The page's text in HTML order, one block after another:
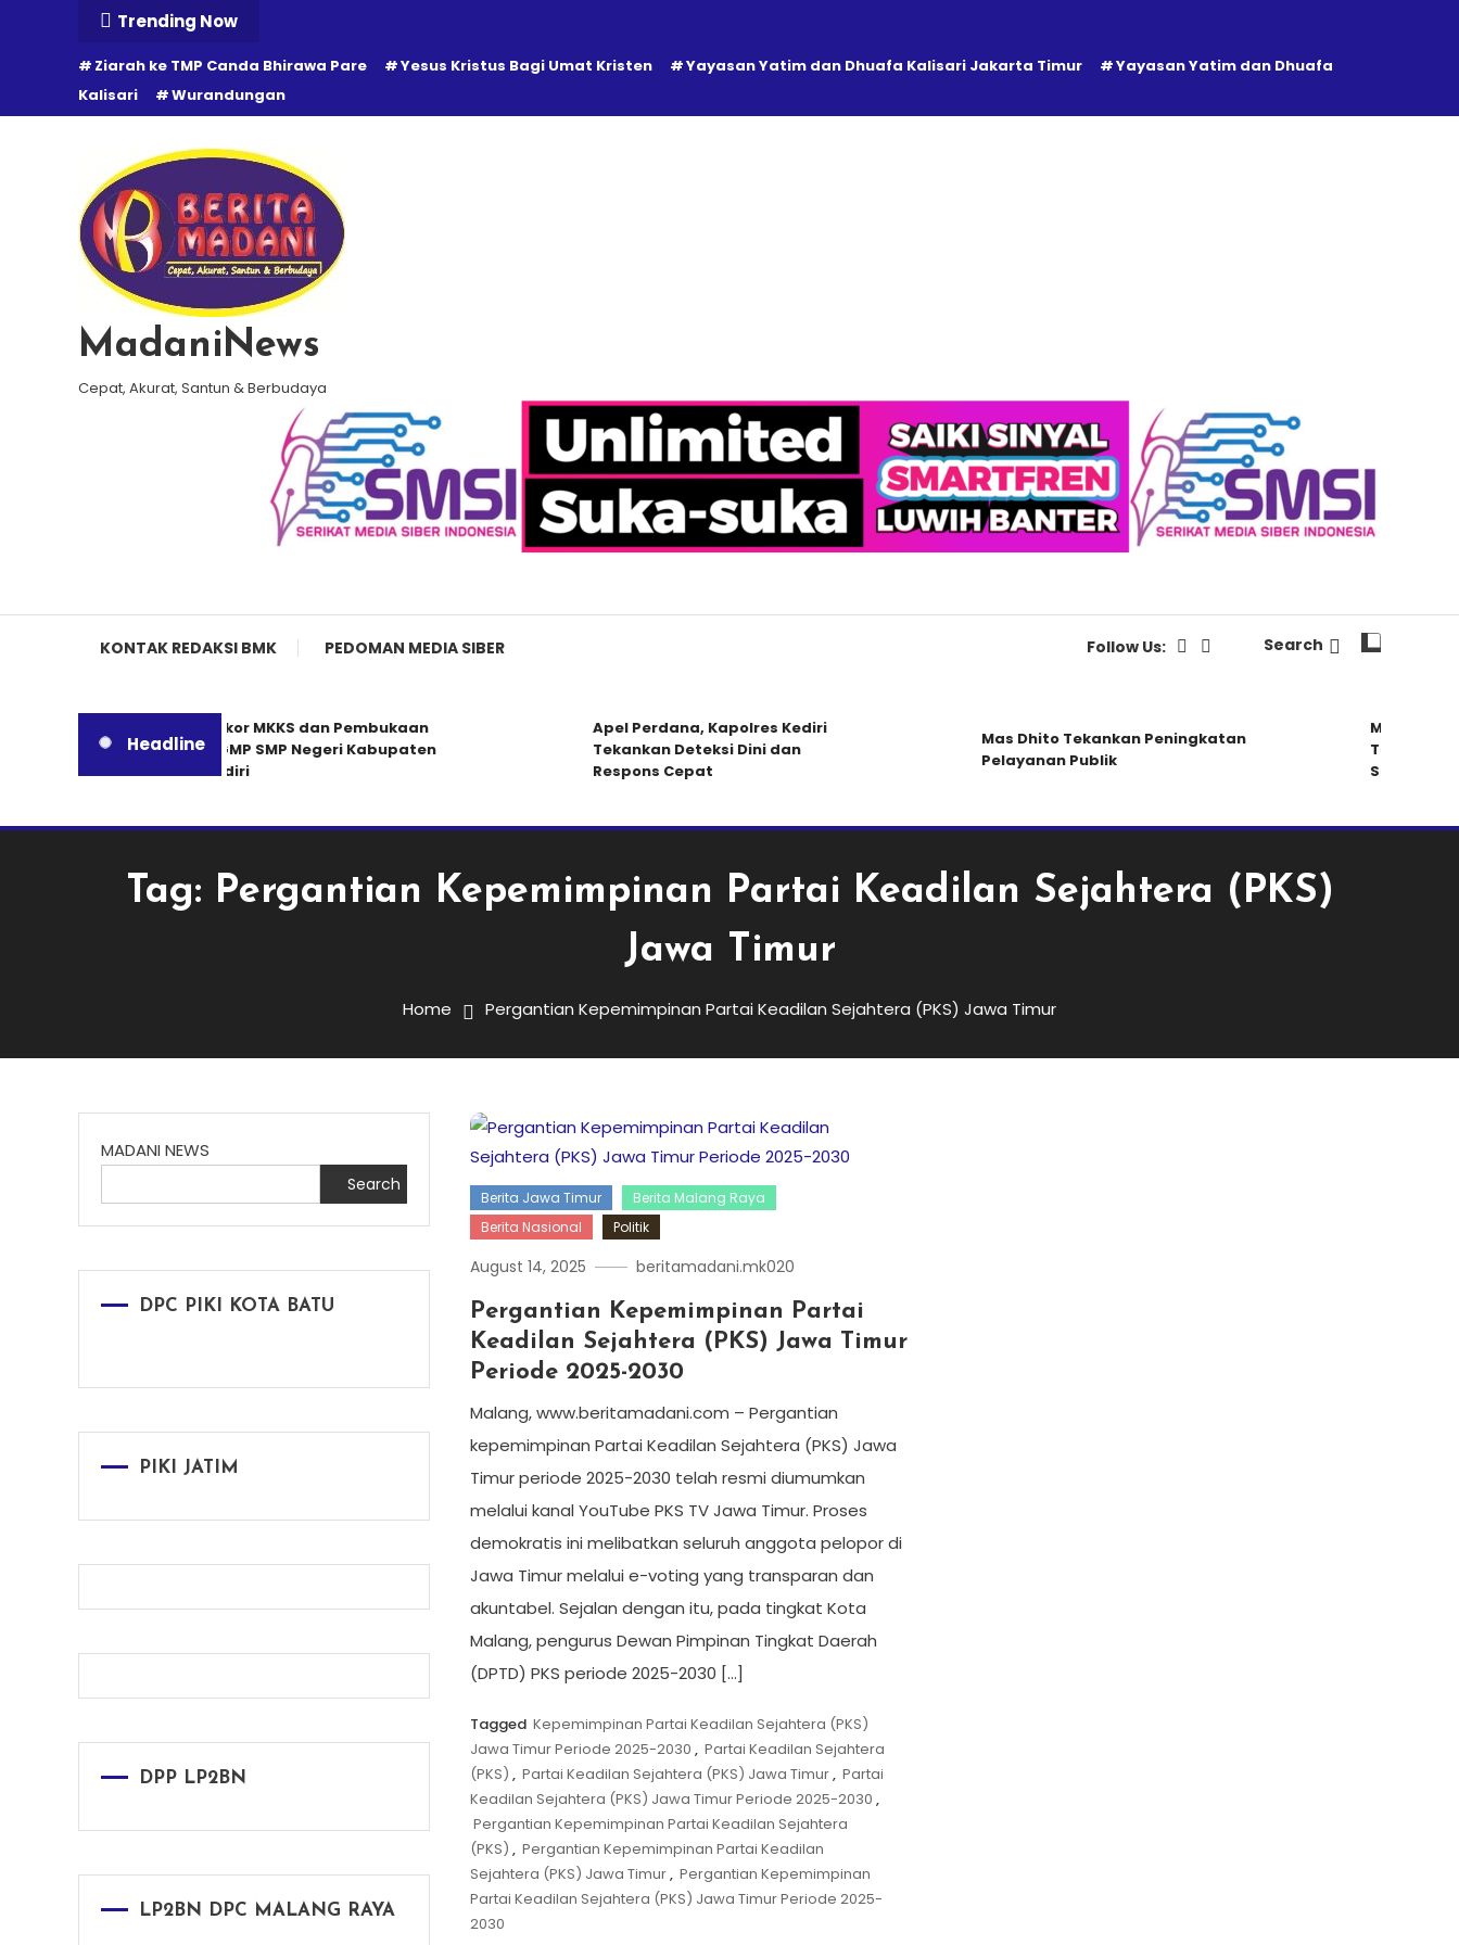
Trending Now
Ziarah ke TMP Canda Bhirawa Pare Yesus Kristus Bagi Umat Kristen Yayasan Yatim dan Dhuafa Kalisari Jakarta Timur
Yayasan Yatim dan Dhuafa
Kalisari
Wurandungan
MadaniNews
Cepat, Akurat, Santun & Berbudaya
KONTAK REDAKSI BMK PEDOMAN MEDIA SIBER Follow Us: Search
Headline
Rakor MKKS dan Pembukaan
MGMP SMP Negeri Kabupaten
Kediri
Apel Perdana, Kapolres Kediri
Tekankan Deteksi Dini dan
Respons Cepat
Mas Dhito Tekankan Peningkatan
Pelayanan Publik
MKKS
Tak Ada
Sertifikasi
Tag: Pergantian Kepemimpinan Partai Keadilan Sejahtera (PKS)
Jawa Timur
Home Pergantian Kepemimpinan Partai Keadilan Sejahtera (PKS) Jawa Timur
Berita Jawa Timur
Berita Malang Raya
Berita Nasional
Politik
August 14, 2025 beritamadani.mk020
Pergantian Kepemimpinan Partai
Keadilan Sejahtera (PKS) Jawa Timur
Periode 2025-2030
Malang, www.beritamadani.com – Pergantian
kepemimpinan Partai Keadilan Sejahtera (PKS) Jawa
Timur periode 2025-2030 telah resmi diumumkan
melalui kanal YouTube PKS TV Jawa Timur. Proses
demokratis ini melibatkan seluruh anggota pelopor di
Jawa Timur melalui e-voting yang transparan dan
akuntabel. Sejalan dengan itu, pada tingkat Kota
Malang, pengurus Dewan Pimpinan Tingkat Daerah
(DPTD) PKS periode 2025-2030 […]
Tagged Kepemimpinan Partai Keadilan Sejahtera (PKS)
Jawa Timur Periode 2025-2030 , Partai Keadilan Sejahtera
(PKS) , Partai Keadilan Sejahtera (PKS) Jawa Timur, Partai
Keadilan Sejahtera (PKS) Jawa Timur Periode 2025-2030 ,
Pergantian Kepemimpinan Partai Keadilan Sejahtera
(PKS) , Pergantian Kepemimpinan Partai Keadilan
Sejahtera (PKS) Jawa Timur, Pergantian Kepemimpinan
Partai Keadilan Sejahtera (PKS) Jawa Timur Periode 2025-
2030
MADANI NEWS
Search
DPC PIKI KOTA BATU
PIKI JATIM
DPP LP2BN
LP2BN DPC MALANG RAYA